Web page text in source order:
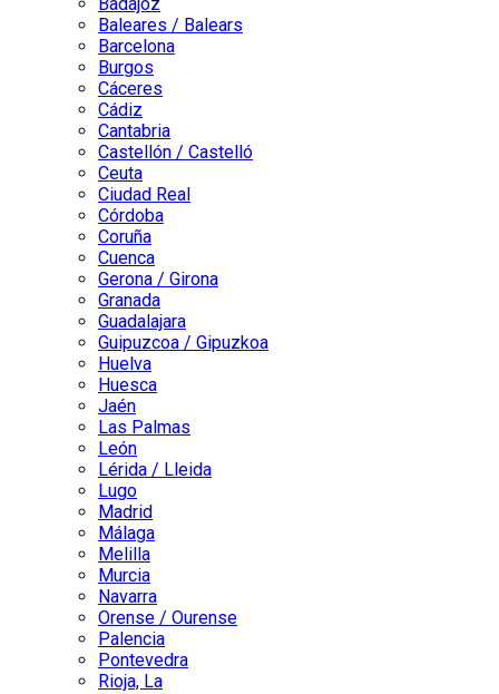
Baleares / Balears
Barcelona
Burgos
Cáceres
Cádiz
Cantabria
Castellón / Castelló
Ceuta
Ciudad Real
Córdoba
Coruña
Cuenca
Gerona / Girona
Granada
Guadalajara
Guipuzcoa / Gipuzkoa
Huelva
Huesca
Jaén
Las Palmas
León
Lérida / Lleida
Lugo
Madrid
Málaga
Melilla
Murcia
Navarra
Orense / Ourense
Palencia
Pontevedra
Rioja, La